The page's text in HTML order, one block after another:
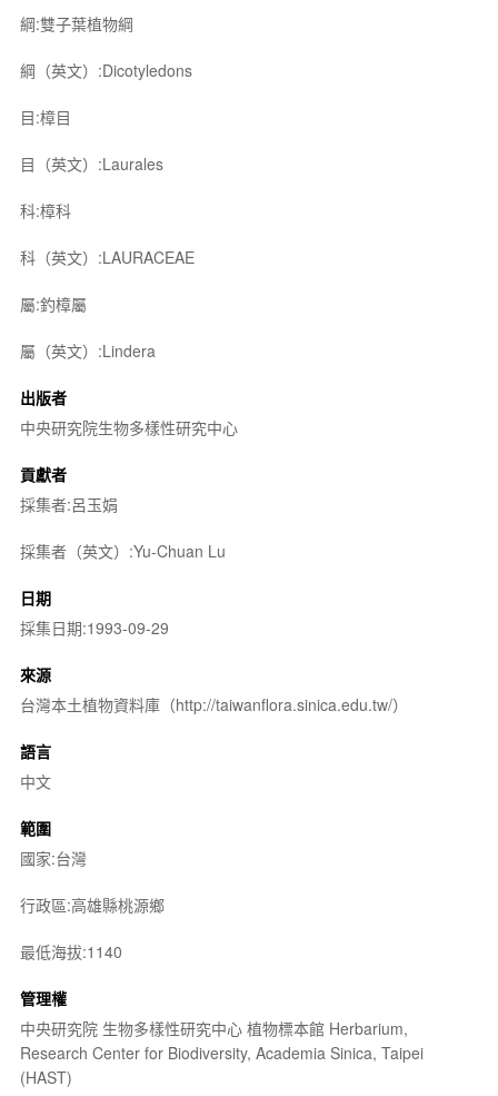
綱:雙子葉植物綱
綱（英文）:Dicotyledons
目:樟目
目（英文）:Laurales
科:樟科
科（英文）:LAURACEAE
屬:釣樟屬
屬（英文）:Lindera
出版者
中央研究院生物多樣性研究中心
貢獻者
採集者:呂玉娟
採集者（英文）:Yu-Chuan Lu
日期
採集日期:1993-09-29
來源
台灣本土植物資料庫（http://taiwanflora.sinica.edu.tw/）
語言
中文
範圍
國家:台灣
行政區:高雄縣桃源鄉
最低海拔:1140
管理權
中央研究院 生物多樣性研究中心 植物標本館 Herbarium,
Research Center for Biodiversity, Academia Sinica, Taipei
(HAST)